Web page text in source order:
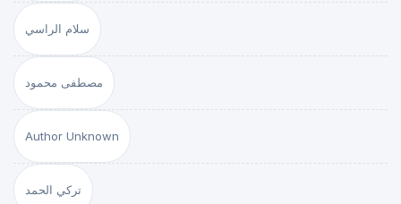
سلام الراسي
مصطفى محمود
Author Unknown
تركي الحمد